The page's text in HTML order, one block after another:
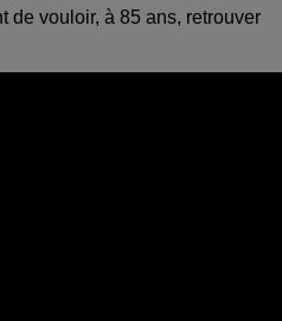
de vouloir, à 85 ans, retrouver